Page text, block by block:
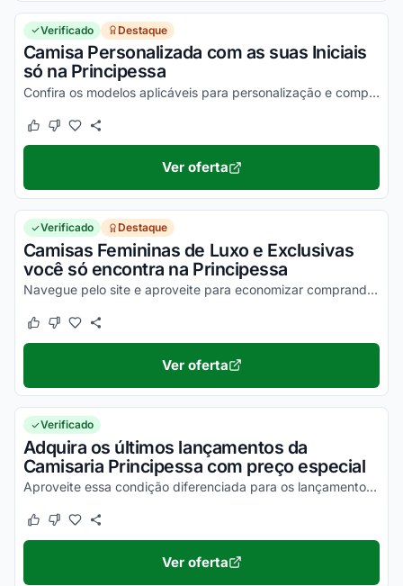
Verificado Destaque
Camisa Personalizada com as suas Iniciais
só na Principessa
Confira os modelos aplicáveis para personalização e compre um produto exclusivo na Camisaria Principessa!
Este cupom funcionou
Este cupom não funcionou
Ver oferta
Verificado Destaque
Camisas Femininas de Luxo e Exclusivas
você só encontra na Principessa
Navegue pelo site e aproveite para economizar comprando direto de fábricas as camisas femininas da Principessa. Ative seu desconto agora!
Este cupom funcionou
Este cupom não funcionou
Ver oferta
Verificado
Adquira os últimos lançamentos da
Camisaria Principessa com preço especial
Aproveite essa condição diferenciada para os lançamentos Principessa e economize no frete. Válido por tempo limitado. Ative e confira!
Este cupom funcionou
Este cupom não funcionou
Ver oferta